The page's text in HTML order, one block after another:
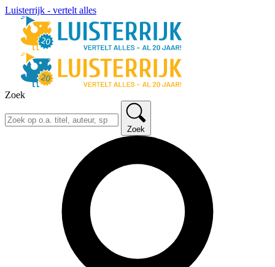
Luisterrijk - vertelt alles
Zoek
Zoek